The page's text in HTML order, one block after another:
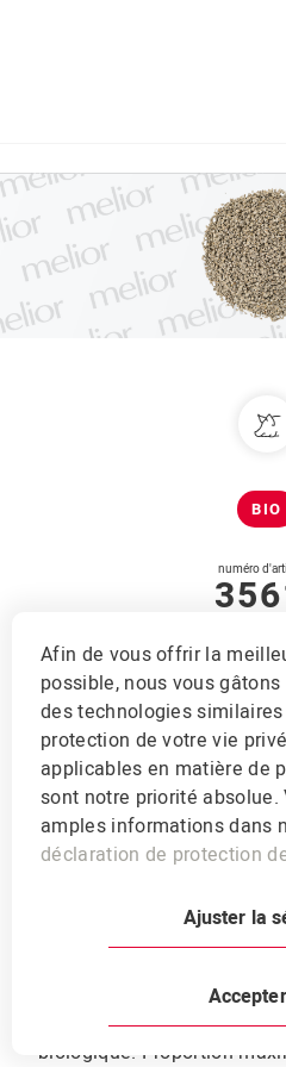
BIO
numéro
Aliments de pré-
porcs
Peut être utilisé dans
conformément aux
biologique. Proportion
Afin de vous offrir la
possible, nous vous
des technologies
protection de votre vie
applicables en matière de
sont notre priorité
amples informations dans
déclaration de protection
Ajuster la